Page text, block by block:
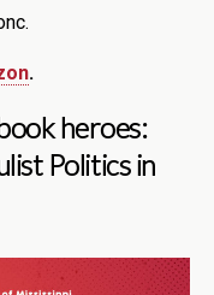
.
heroes:
Politics in